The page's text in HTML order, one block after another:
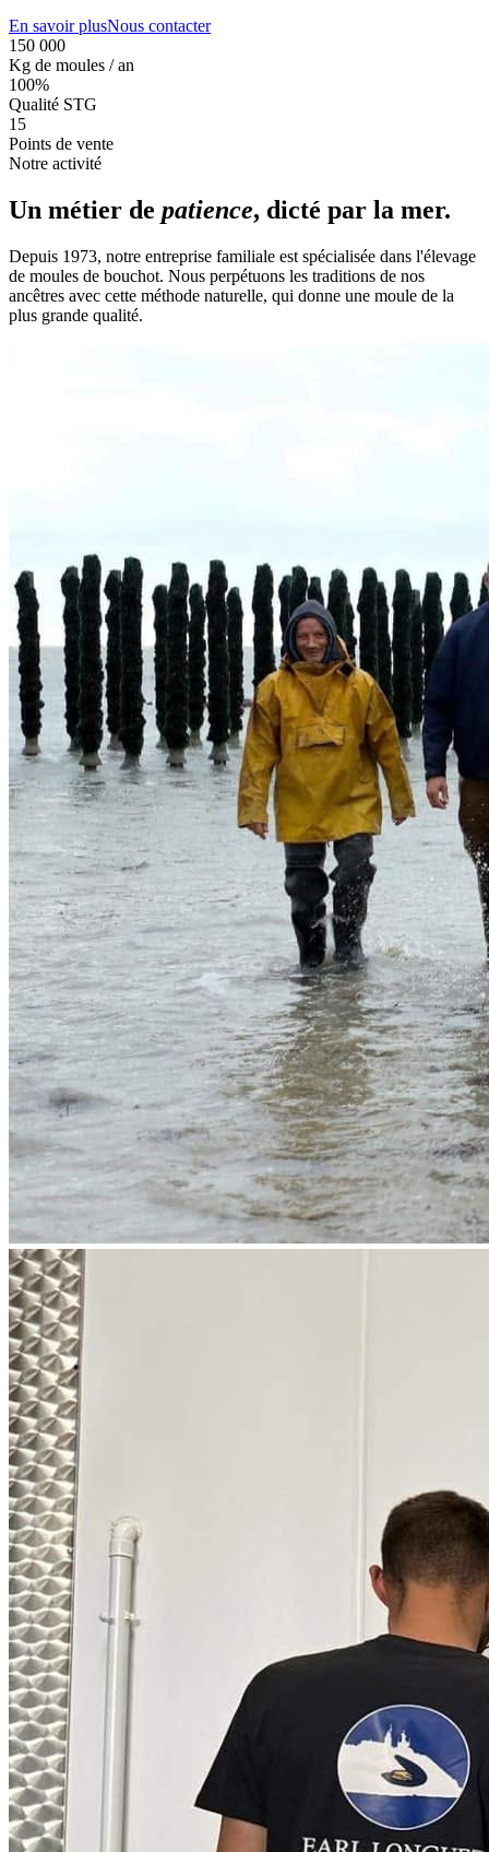
En savoir plusNous contacter
150 000
Kg de moules / an
100%
Qualité STG
15
Points de vente
Notre activité
Un métier de patience, dicté par la mer.
Depuis 1973, notre entreprise familiale est spécialisée dans l'élevage
de moules de bouchot. Nous perpétuons les traditions de nos
ancêtres avec cette méthode naturelle, qui donne une moule de la
plus grande qualité.